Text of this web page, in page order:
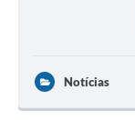
Notícias